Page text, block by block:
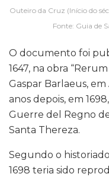
Outeiro da Cruz (Início do
Fonte: Guia de
O documento foi
1647, na obra
Gaspar Barlaeus,
anos depois, em
Guerre del Regno
Santa Thereza.
Segundo o
1698 teria sido